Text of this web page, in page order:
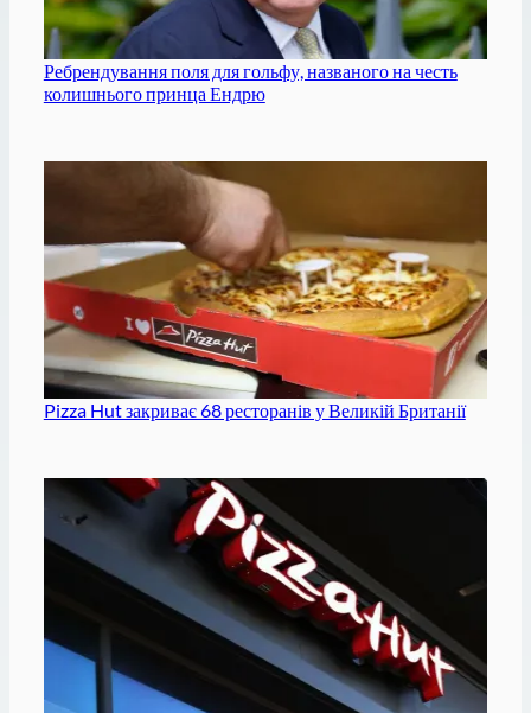
Ребрендування поля для гольфу, названого на честь
колишнього принца Ендрю
Pizza Hut закриває 68 ресторанів у Великій Британії